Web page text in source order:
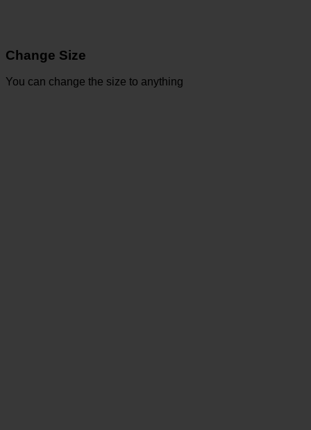
Change Size
You can change the size to anything